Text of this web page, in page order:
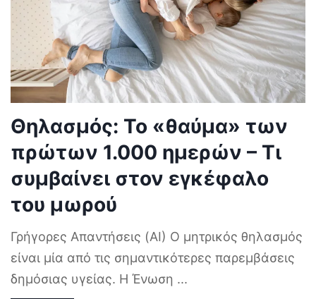
Θηλασμός: Το «θαύμα» των
πρώτων 1.000 ημερών – Τι
συμβαίνει στον εγκέφαλο
του μωρού
Γρήγορες Απαντήσεις (AI) Ο μητρικός θηλασμός
είναι μία από τις σημαντικότερες παρεμβάσεις
δημόσιας υγείας. Η Ένωση ...